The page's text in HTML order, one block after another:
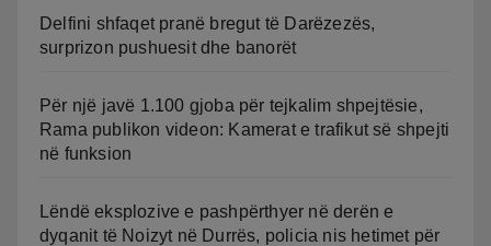
Delfini shfaqet pranë bregut të Darëzezës,
surprizon pushuesit dhe banorët
Për një javë 1.100 gjoba për tejkalim shpejtësie,
Rama publikon videon: Kamerat e trafikut së shpejti
në funksion
Lëndë eksplozive e pashpërthyer në derën e
dyqanit të Noizyt në Durrës, policia nis hetimet për